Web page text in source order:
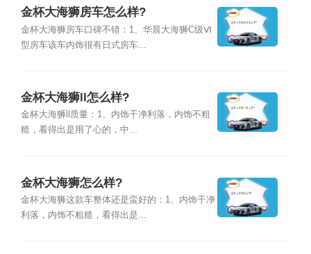
金杯大海狮房车怎么样?
金杯大海狮房车口碑不错：1、华晨大海狮C级Ⅵ
型房车该车内饰很有日式房车...
金杯大海狮ll怎么样?
金杯大海狮ll质量：1、内饰干净利落，内饰不粗
糙，看得出是用了心的，中...
金杯大海狮怎么样?
金杯大海狮这款车整体还是蛮好的：1、内饰干净
利落，内饰不粗糙，看得出是...